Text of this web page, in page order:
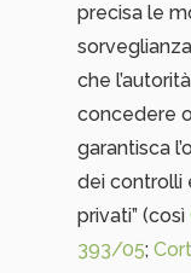
precisa le
che
concedere
garantisca
dei controlli
privati” (così
393/05;